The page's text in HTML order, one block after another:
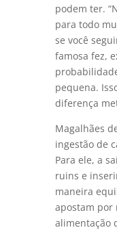
podem ter.
para todo
se você
famosa fez,
pequena.
diferença
Magalhães
ingestão de
Para ele, a
ruins e
maneira
apostam por
alimentação